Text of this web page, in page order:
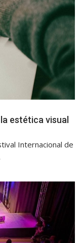
estética visual
Internacional de